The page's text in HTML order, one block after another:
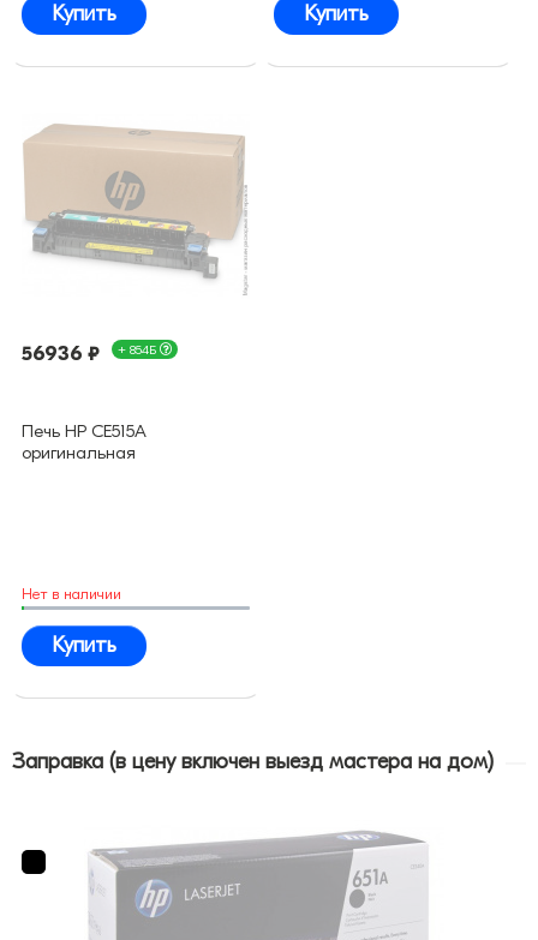
Купить Купить
56936 ₽ + 854Б
Печь HP CE515A
оригинальная
Нет в наличии
Купить
Заправка (в цену включен выезд мастера на дом)